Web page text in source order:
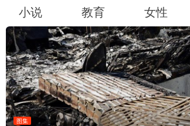
小说
教育 女性
图集